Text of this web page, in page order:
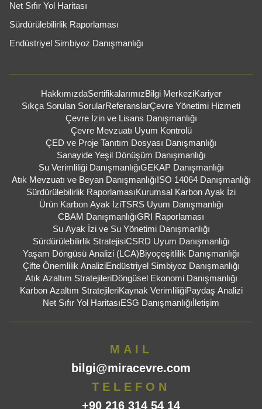
Net Sıfır Yol Haritası
Sürdürülebilirlik Raporlaması
Endüstriyel Simbiyoz Danışmanlığı
HakkımızdaSertifikalarımızBilgi MerkeziKariyer
Sıkça Sorulan SorularReferanslarÇevre Yönetimi Hizmeti
Çevre İzin ve Lisans Danışmanlığı
Çevre Mevzuatı Uyum Kontrolü
ÇED ve Proje Tanıtım Dosyası Danışmanlığı
Sanayide Yeşil Dönüşüm Danışmanlığı
Su Verimliliği DanışmanlığıGEKAP Danışmanlığı
Atık Mevzuatı ve Beyan DanışmanlığıISO 14064 Danışmanlığı
Sürdürülebilirlik RaporlamasıKurumsal Karbon Ayak İzi
Ürün Karbon Ayak İziTSRS Uyum Danışmanlığı
CBAM DanışmanlığıGRI Raporlaması
Su Ayak İzi ve Su Yönetimi Danışmanlığı
Sürdürülebilirlik StratejisiCSRD Uyum Danışmanlığı
Yaşam Döngüsü Analizi (LCA)Biyoçeşitlilik Danışmanlığı
Çifte Önemlilik AnaliziEndüstriyel Simbiyoz Danışmanlığı
Atık Azaltım StratejileriDöngüsel Ekonomi Danışmanlığı
Karbon Azaltım StratejileriKaynak VerimliliğiPaydaş Analizi
Net Sıfır Yol HaritasıESG Danışmanlığıİletişim
MAIL
bilgi@miracevre.com
TELEFON
+90 216 314 54 14